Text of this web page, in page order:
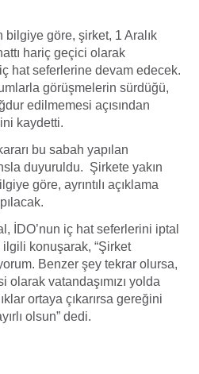
bilgiye göre, şirket, 1 Aralık
hariç geçici olarak
iç hat seferlerine devam edecek.
görüşmelerin sürdüğü,
edilmemesi açısından
kaydetti.
bu sabah yapılan
duyuruldu. Şirkete yakın
göre, ayrıntılı açıklama
İDO’nun iç hat seferlerini iptal
konuşarak, “Şirket
Benzer şey tekrar olursa,
vatandaşımızı yolda
ortaya çıkarırsa gereğini
olsun” dedi.